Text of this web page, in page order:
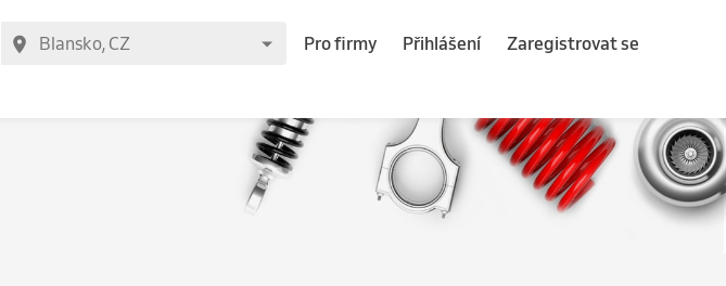
Pro firmy Přihlášení Zaregistrovat se